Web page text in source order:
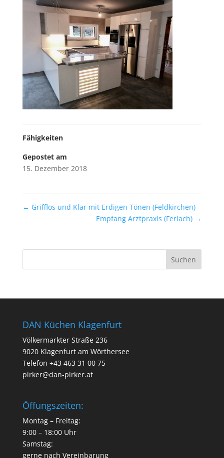
Fähigkeiten
Gepostet am
15. Dezember 2018
← Grifflos und Klar mit Erdigen Tönen (Feldkirchen)
Empfang Arztpraxis (Ferlach) →
DAN Küchen Klagenfurt
Völkermarkter Straße 236
9020 Klagenfurt am Wörthersee
Telefon +43 463 31 00 75
pirker@dan-pirker.at
Öffungszeiten:
Montag – Freitag:
9:00 – 18:00 Uhr
Samstag:
gerne nach Vereinbarung